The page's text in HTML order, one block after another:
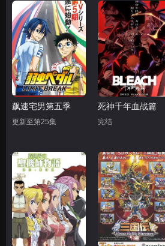
飙速宅男第五季
更新至第25集
死神千年血战篇
完结